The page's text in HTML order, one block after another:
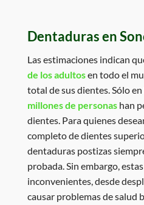
Dentaduras en
Las estimaciones indican
de los adultosen todo el
total de sus dientes. Sólo
millones de personas han
dientes. Para quienes
completo de dientes
dentaduras postizas
probada. Sin embargo,
inconvenientes, desde
causar problemas de salud